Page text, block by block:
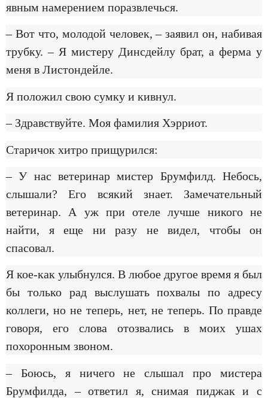
явным намерением поразвлечься.
– Вот что, молодой человек, – заявил он, набивая
трубку. – Я мистеру Динсдейлу брат, а ферма у
меня в Листондейле.
Я положил свою сумку и кивнул.
– Здравствуйте. Моя фамилия Хэрриот.
Старичок хитро прищурился:
– У нас ветеринар мистер Брумфилд. Небось,
слышали? Его всякий знает. Замечательный
ветеринар. А уж при отеле лучше никого не
найти, я еще ни разу не видел, чтобы он
спасовал.
Я кое-как улыбнулся. В любое другое время я был
бы только рад выслушать похвалы по адресу
коллеги, но не теперь, нет, не теперь. По правде
говоря, его слова отозвались в моих ушах
похоронным звоном.
– Боюсь, я ничего не слышал про мистера
Брумфилда, – ответил я, снимая пиджак и с